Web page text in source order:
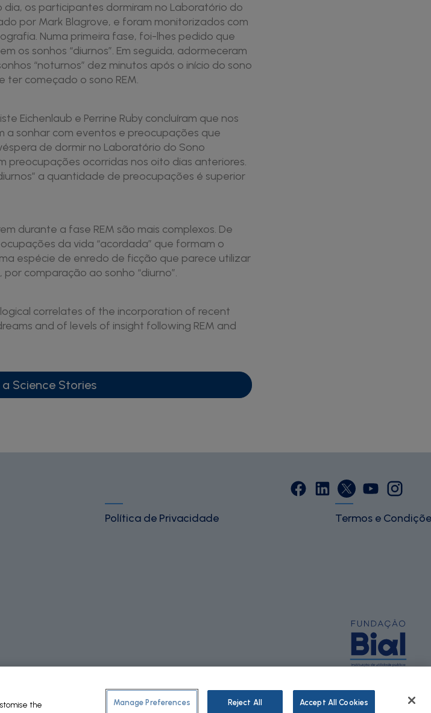
os participantes dormiram no Laboratório do
por Mark Blagrove, e foram monitorizados com
Numa primeira fase, foi-lhes pedido que
os sonhos “diurnos”. Em seguida, adormeceram
“noturnos” dez minutos após o início do sono
ter começado o sono REM.
Eichenlaub e Perrine Ruby concluíram que nos
a sonhar com eventos e preocupações que
de dormir no Laboratório do Sono
preocupações ocorridas nos oito dias anteriores.
a quantidade de preocupações é superior
durante a fase REM são mais complexos. De
da vida “acordada” que formam o
espécie de enredo de ficção que parece utilizar
comparação ao sonho “diurno”.
correlates of the incorporation of recent
and of levels of insight following REM and
Science Stories
Política de Privacidade Termos e
the
Manage Preferences Reject All Accept All Cookies